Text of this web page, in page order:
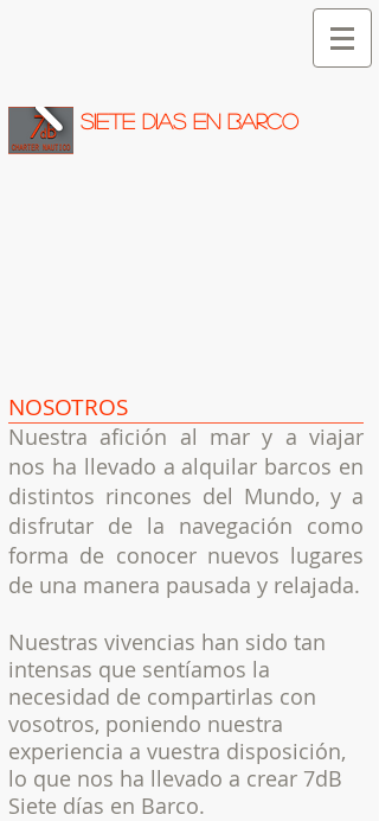
SIETE DIAS EN BARCO
NOSOTROS
Nuestra afición al mar y a viajar
nos ha llevado a alquilar barcos en
distintos rincones del Mundo, y a
disfrutar de la navegación como
forma de conocer nuevos lugares
de una manera pausada y relajada.
Nuestras vivencias han sido tan
intensas que sentíamos la
necesidad de compartirlas con
vosotros, poniendo nuestra
experiencia a vuestra disposición,
lo que nos ha llevado a crear 7dB
Siete días en Barco.